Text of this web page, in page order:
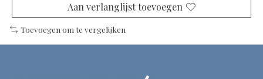
Aan verlanglijst toevoegen
Toevoegen om te vergelijken